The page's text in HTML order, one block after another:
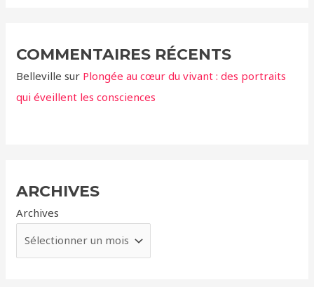
COMMENTAIRES RÉCENTS
Belleville sur Plongée au cœur du vivant : des portraits
qui éveillent les consciences
ARCHIVES
Archives